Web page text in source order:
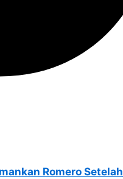
Romero Setelah